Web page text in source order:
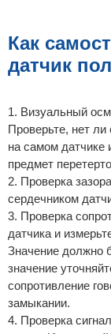
Как
датчик
1. Визуальный
Проверьте, нет
на самом датчике
предмет
2. Проверка
сердечником
3. Проверка
датчика и
Значение должно
значение
сопротивление
замыкании.
4. Проверка